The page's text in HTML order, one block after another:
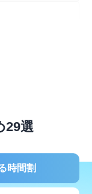
29選
時間割